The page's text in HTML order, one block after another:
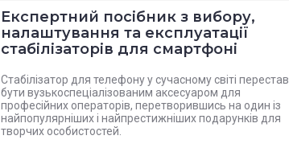
Експертний посібник з вибору,
налаштування та експлуатації
стабілізаторів для смартфоні
Стабілізатор для телефону у сучасному світі перестав
бути вузькоспеціалізованим аксесуаром для
професійних операторів, перетворившись на один із
найпопулярніших і найпрестижніших подарунків для
творчих особистостей.